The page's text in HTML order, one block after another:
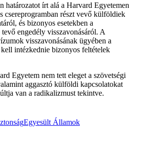
határozatot írt alá a Harvard Egyetemen
csereprogramban részt vevő külföldiek
és bizonyos esetekben a
engedély visszavonásáról. A
visszavonásának ügyében a
intézkednie bizonyos feltételek
Egyetem nem tett eleget a szövetségi
aggasztó külföldi kapcsolatokat
van a radikalizmust tekintve.
Egyesült Államok